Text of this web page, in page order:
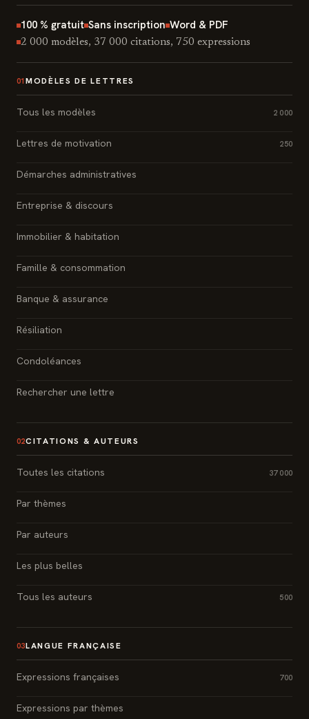
100 % gratuit Sans inscription Word & PDF
2 000 modèles, 37 000 citations, 750 expressions
01 MODÈLES DE LETTRES
Tous les modèles 2 000
Lettres de motivation 250
Démarches administratives
Entreprise & discours
Immobilier & habitation
Famille & consommation
Banque & assurance
Résiliation
Condoléances
Rechercher une lettre
02CITATIONS & AUTEURS
Toutes les citations 37 000
Par thèmes
Par auteurs
Les plus belles
Tous les auteurs 500
03LANGUE FRANÇAISE
Expressions françaises 700
Expressions par thèmes